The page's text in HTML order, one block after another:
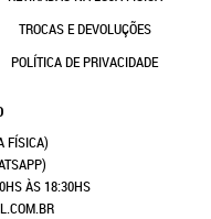
TROCAS E DEVOLUÇÕES
POLÍTICA DE PRIVACIDADE
ÀS 18:30HS